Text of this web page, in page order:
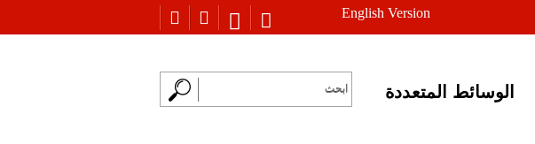
English Version
الوسائط المتعددة